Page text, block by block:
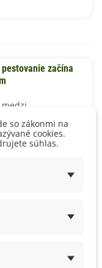
začína
plodiny v
pestovaním chilli:
chilli
so zákonmi na
cookies.
súhlas.